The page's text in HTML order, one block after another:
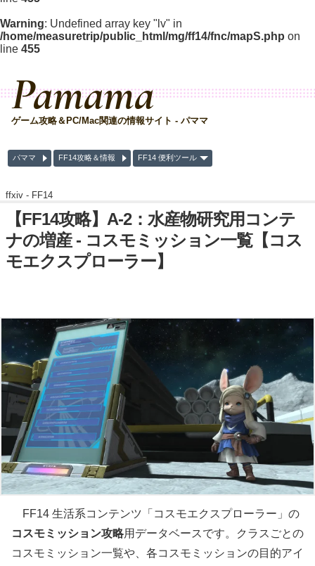
Warning: Undefined array key "lv" in
/home/measuretrip/public_html/mg/ff14/fnc/mapS.php on
line 455
Pamama
ゲーム攻略＆PC/Mac関連の情報サイト - パママ
パママ FF14攻略＆情報 FF14 便利ツール
ffxiv - FF14
【FF14攻略】A-2：水産物研究用コンテ
ナの増産 - コスモミッション一覧【コス
モエクスプローラー】
FF14 生活系コンテンツ「コスモエクスプローラー」の
コスモミッション攻略用データベースです。クラスごとの
コスモミッション一覧や、各コスモミッションの目的アイ